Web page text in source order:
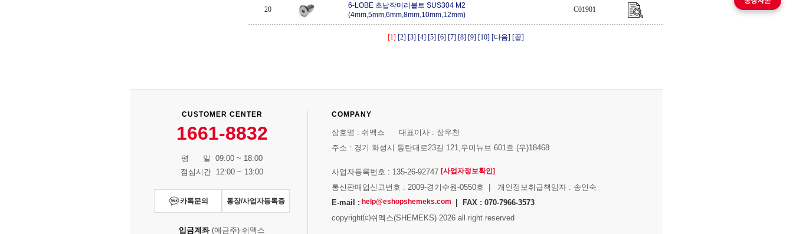
20
6-LOBE 초납작머리볼트 SUS304 M2
(4mm,5mm,6mm,8mm,10mm,12mm)
C01901
[1] [2] [3] [4] [5] [6] [7] [8] [9] [10] [다음] [끝]
CUSTOMER CENTER
1661-8832
평 일 09:00 ~ 18:00
점심시간 12:00 ~ 13:00
카톡문의 통장/사업자등록증
입금계좌(예금주) 쉬멕스
COMPANY
상호명 : 쉬멕스 대표이사 : 장우천
주소 : 경기 화성시 동탄대로23길 121,우미뉴브 601호 (우)18468
사업자등록번호 : 135-26-92747 [사업자정보확인]
통신판매업신고번호 : 2009-경기수원-0550호 | 개인정보취급책임자 : 송인숙
E-mail : help@eshopshemeks.com
| FAX : 070-7966-3573
copyright⒞쉬멕스(SHEMEKS) 2026 all right reserved